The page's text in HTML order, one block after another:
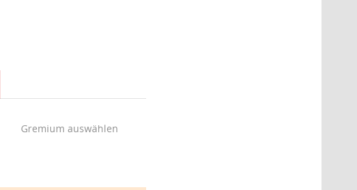
Gremium auswählen